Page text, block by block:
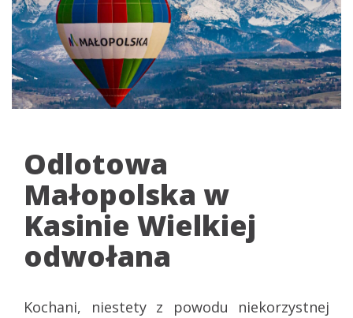
Odlotowa
Małopolska w
Kasinie Wielkiej
odwołana
Kochani, niestety z powodu niekorzystnej